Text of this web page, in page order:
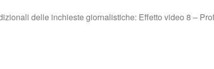
delle inchieste giornalistiche: Effetto video 8 –